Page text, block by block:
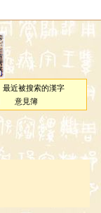
最近被搜索的漢字
意見簿